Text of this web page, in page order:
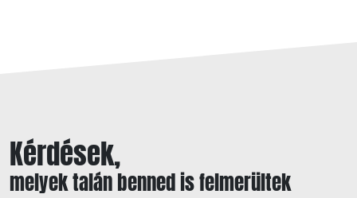
Kérdések,
melyek talán benned is felmerültek